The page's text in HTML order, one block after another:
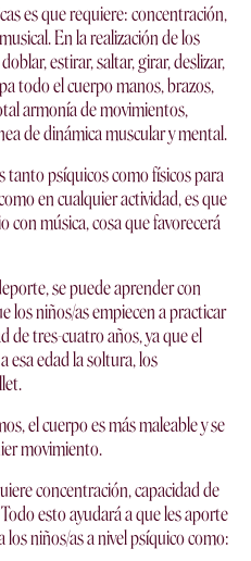
es que requiere: concentración,
En la realización de los
estirar, saltar, girar, deslizar,
todo el cuerpo manos, brazos,
armonía de movimientos,
de dinámica muscular y mental.
psíquicos como físicos para
en cualquier actividad, es que
con música, cosa que favorecerá
se puede aprender con
los niños/as empiecen a practicar
de tres-cuatro años, ya que el
esa edad la soltura, los
el cuerpo es más maleable y se
movimiento.
concentración, capacidad de
esto ayudará a que les aporte
niños/as a nivel psíquico como: